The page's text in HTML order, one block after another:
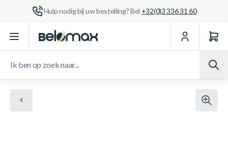
Hulp nodig bij uw bestelling? Bel +32(0)3 336 31 60
Ga naar de inhoud